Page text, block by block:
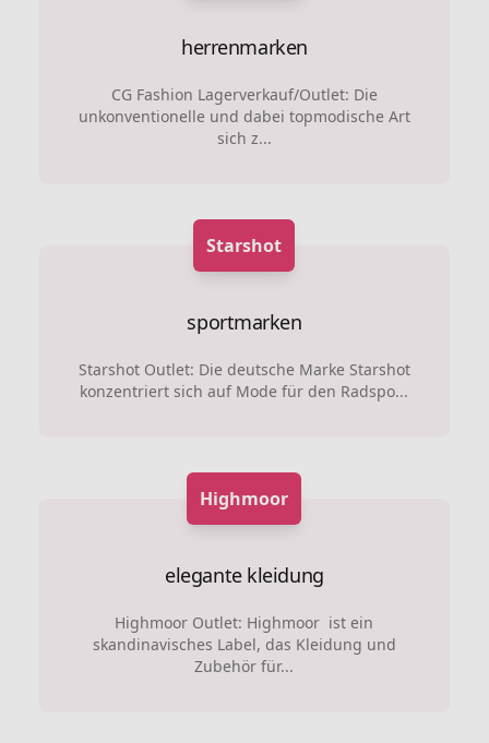
herrenmarken
CG Fashion Lagerverkauf/Outlet: Die
unkonventionelle und dabei topmodische Art
sich z...
Starshot
sportmarken
Starshot Outlet: Die deutsche Marke Starshot
konzentriert sich auf Mode für den Radspo...
Highmoor
elegante kleidung
Highmoor Outlet: Highmoor ist ein
skandinavisches Label, das Kleidung und
Zubehör für...